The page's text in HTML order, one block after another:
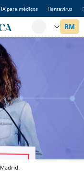
IA para médicos Hantavirus